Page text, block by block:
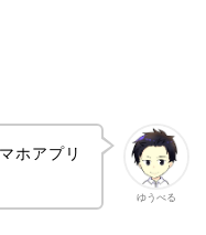
ゆうべる
ホアプリ